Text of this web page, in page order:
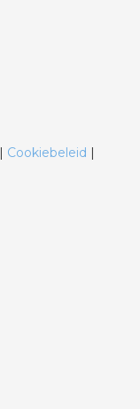
| Cookiebeleid |